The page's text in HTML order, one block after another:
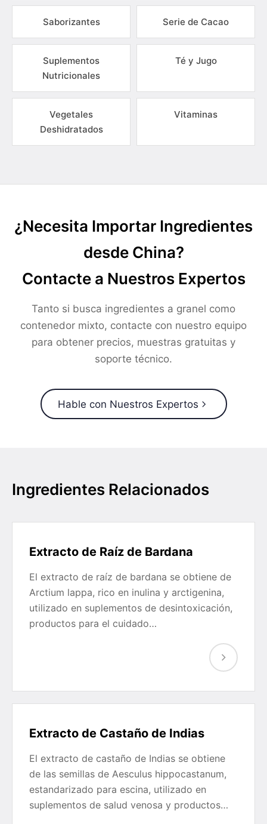
Saborizantes Serie de Cacao
Suplementos
Nutricionales
Té y Jugo
Vegetales
Deshidratados
Vitaminas
¿Necesita Importar Ingredientes
desde China?
Contacte a Nuestros Expertos
Tanto si busca ingredientes a granel como
contenedor mixto, contacte con nuestro equipo
para obtener precios, muestras gratuitas y
soporte técnico.
Hable con Nuestros Expertos
Ingredientes Relacionados
Extracto de Raíz de Bardana
El extracto de raíz de bardana se obtiene de
Arctium lappa, rico en inulina y arctigenina,
utilizado en suplementos de desintoxicación,
productos para el cuidado…
Extracto de Castaño de Indias
El extracto de castaño de Indias se obtiene
de las semillas de Aesculus hippocastanum,
estandarizado para escina, utilizado en
suplementos de salud venosa y productos…